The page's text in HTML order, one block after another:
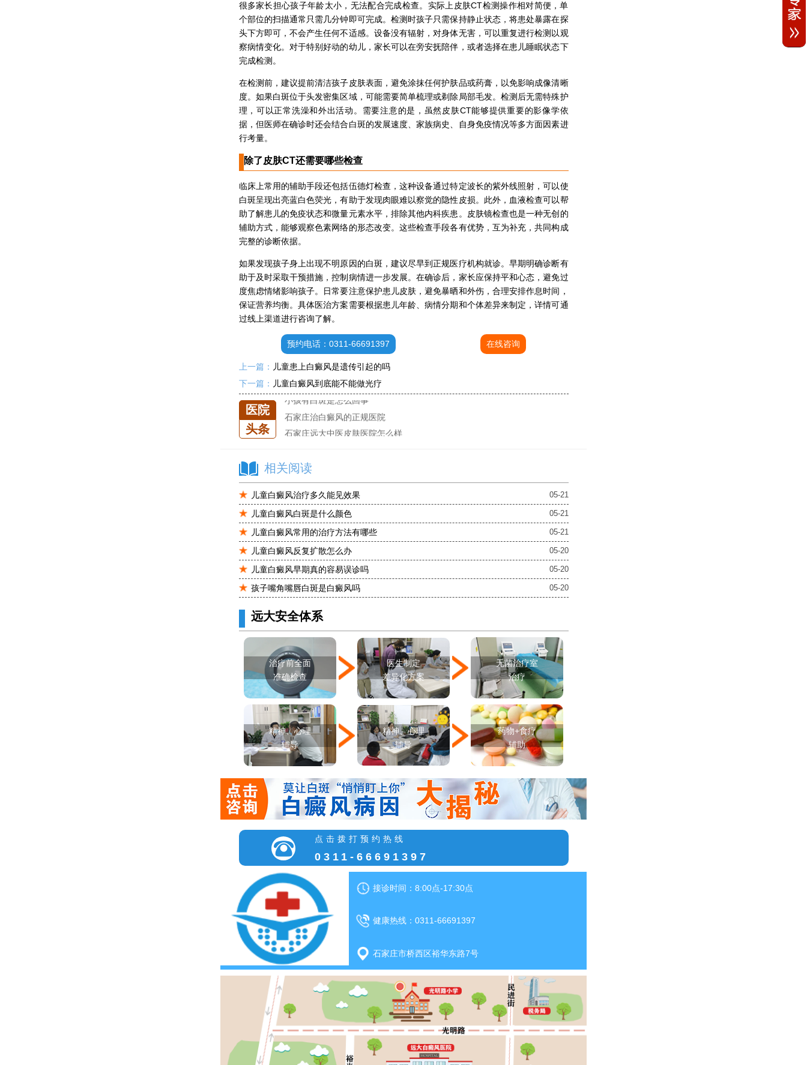
很多家长担心孩子年龄太小，无法配合完成检查。实际上皮肤CT检测操作相对简便，单
个部位的扫描通常只需几分钟即可完成。检测时孩子只需保持静止状态，将患处暴露在探
头下方即可，不会产生任何不适感。设备没有辐射，对身体无害，可以重复进行检测以观
察病情变化。对于特别好动的幼儿，家长可以在旁安抚陪伴，或者选择在患儿睡眠状态下
完成检测。
在检测前，建议提前清洁孩子皮肤表面，避免涂抹任何护肤品或药膏，以免影响成像清晰
度。如果白斑位于头发密集区域，可能需要简单梳理或剃除局部毛发。检测后无需特殊护
理，可以正常洗澡和外出活动。需要注意的是，虽然皮肤CT能够提供重要的影像学依
据，但医师在确诊时还会结合白斑的发展速度、家族病史、自身免疫情况等多方面因素进
行考量。
除了皮肤CT还需要哪些检查
临床上常用的辅助手段还包括伍德灯检查，这种设备通过特定波长的紫外线照射，可以使
白斑呈现出亮蓝白色荧光，有助于发现肉眼难以察觉的隐性皮损。此外，血液检查可以帮
助了解患儿的免疫状态和微量元素水平，排除其他内科疾患。皮肤镜检查也是一种无创的
辅助方式，能够观察色素网络的形态改变。这些检查手段各有优势，互为补充，共同构成
完整的诊断依据。
如果发现孩子身上出现不明原因的白斑，建议尽早到正规医疗机构就诊。早期明确诊断有
助于及时采取干预措施，控制病情进一步发展。在确诊后，家长应保持平和心态，避免过
度焦虑情绪影响孩子。日常要注意保护患儿皮肤，避免暴晒和外伤，合理安排作息时间，
保证营养均衡。具体医治方案需要根据患儿年龄、病情分期和个体差异来制定，详情可通
过线上渠道进行咨询了解。
预约电话：0311-66691397 在线咨询
上一篇： 儿童患上白癜风是遗传引起的吗
下一篇： 儿童白癜风到底能不能做光疗
医院
头条
石家庄专治白斑医院
治疗白癜风便宜的医院
各种白斑的图片
进口芦可替尼临床公益招募50名——石家庄远大第5届青少年白癜风复色夏令营启动
肚子上有几块白色斑块怎么治
白癜风发病多久进入扩散期
小孩有白斑是怎么回事
石家庄治白癜风的正规医院
石家庄远大中医皮肤医院怎么样
石家庄专治白斑医院
各种白斑的图片
白癜风单药遇瓶颈怎么办 -芦可替尼联合光疗，让难治部位"跟上来"
肚子上有几块白色斑块怎么治
相关阅读
儿童白癜风治疗多久能见效果 05-21
儿童白癜风白斑是什么颜色 05-21
儿童白癜风常用的治疗方法有哪些 05-21
儿童白癜风反复扩散怎么办 05-20
儿童白癜风早期真的容易误诊吗 05-20
孩子嘴角嘴唇白斑是白癜风吗 05-20
远大安全体系
治疗前全面
准确检查
医生制定
差异化方案
无菌治疗室
治疗
精神、心理
辅导
精神、心理
辅导
药物+食疗
辅助
点击拨打预约热线
0311-66691397
接诊时间：8:00点-17:30点
健康热线：0311-66691397
石家庄市桥西区裕华东路7号